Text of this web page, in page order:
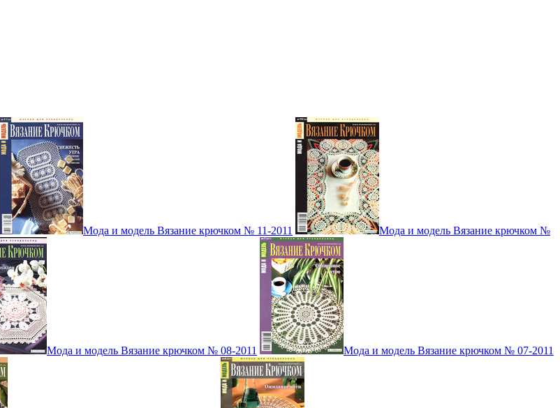
Мода и модель Вязание крючком № 11-2011 Мода и модель Вязание крючком №
Мода и модель Вязание крючком № 08-2011 Мода и модель Вязание крючком № 07-2011